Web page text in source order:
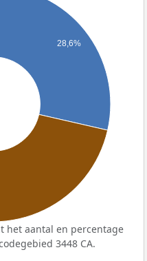
28,6%
het aantal en percentage
3448 CA.